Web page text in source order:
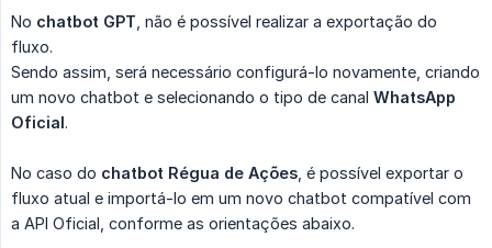
No chatbot GPT , não é possível realizar a exportação do
fluxo.
Sendo assim, será necessário configurá-lo novamente, criando
um novo chatbot e selecionando o tipo de canal WhatsApp
Oficial.
No caso do chatbot Régua de Ações , é possível exportar o
fluxo atual e importá-lo em um novo chatbot compatível com
a API Oficial, conforme as orientações abaixo.